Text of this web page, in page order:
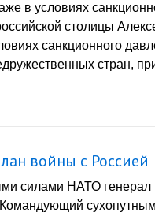
в условиях
столицы
санкционного
стран,
войны с Россией
силами НАТО
Командующий